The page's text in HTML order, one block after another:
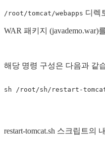
/root/tomcat/webapps 디렉
WAR 패키지 (javademo.war)
해당 명령 구성은 다음과 같
restart-tomcat.sh 스크립트의